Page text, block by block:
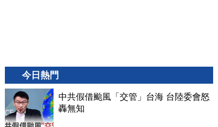
今日熱門
中共假借颱風「交管」台海 台陸委會怒
轟無知